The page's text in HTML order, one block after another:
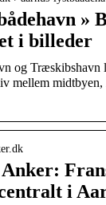
»
i billeder
og Træskibshavn
mellem
i